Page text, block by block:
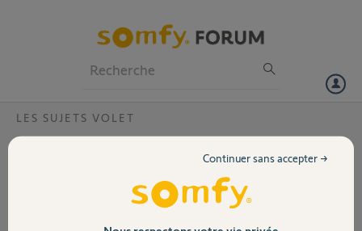
Volet
LES SUJETS VOLET
Ces rivets sont-ils utiles sur mon tube de
Bonjour à tous,
j'ai acheté un kit de remplacement
Continuer sans accepter →